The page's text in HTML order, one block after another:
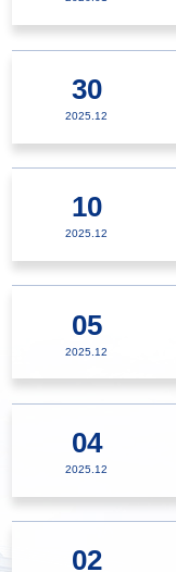
30
2025.12
10
2025.12
05
2025.12
04
2025.12
02